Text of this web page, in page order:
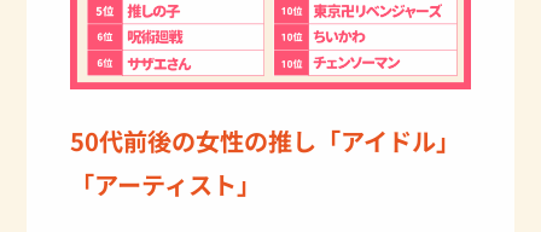
50代前後の女性の推し「アイドル」
「アーティスト」